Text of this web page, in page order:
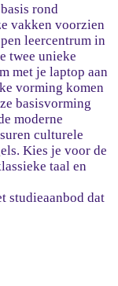
rond
vakken voorzien
leercentrum in
twee unieke
met je laptop aan
vorming komen
basisvorming
moderne
culturele
Kies je voor de
taal en
studieaanbod dat